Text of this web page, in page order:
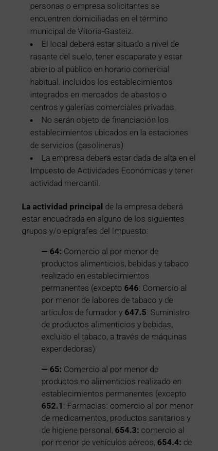
personas o empresa solicitantes se
encuentren domiciliadas en el término
municipal de Vitoria-Gasteiz.
El local deberá estar situado a nivel de
rasante del suelo, tener escaparate y estar
abierto al público en horario comercial
habitual. Incluidos los establecimientos
integrados en mercados de abastos o
centros y galerías comerciales privadas.
No serán objeto de financiación los
establecimientos ubicados en la estaciones
de servicios (gasolineras)
La empresa deberá estar dada de alta en el
Impuesto de Actividades Económicas y tener
actividad mercantil.
La actividad principal de la empresa deberá
estar encuadrada en alguno de los siguientes
grupos y/o epígrafes del Impuesto:
— 64: Comercio al por menor de
productos alimenticios, bebidas y tabaco
realizado en establecimientos
permanentes (excepto 646: Comercio al
por menor de labores de tabaco y de
artículos de fumador y 647.5: Suministro
de productos alimenticios y bebidas,
excluido el tabaco, a través de máquinas
expendedoras)
— 65: Comercio al por menor de
productos no alimenticios realizado en
establecimientos permanentes (excepto
652.1 : Farmacias: comercio al por menor
de medicamentos, productos sanitarios y
de higiene personal, 654.3: comercio al
por menor de vehículos aéreos, 654.4: de